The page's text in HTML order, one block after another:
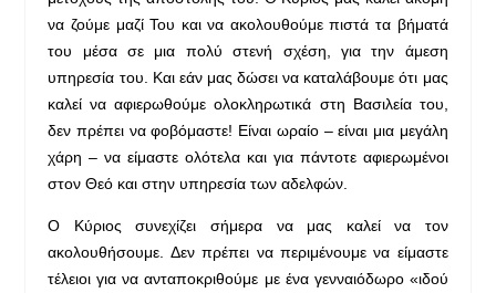
να ζούμε μαζί Του και να ακολουθούμε πιστά τα βήματά
του μέσα σε μια πολύ στενή σχέση, για την άμεση
υπηρεσία του. Και εάν μας δώσει να καταλάβουμε ότι μας
καλεί να αφιερωθούμε ολοκληρωτικά στη Βασιλεία του,
δεν πρέπει να φοβόμαστε! Είναι ωραίο – είναι μια μεγάλη
χάρη – να είμαστε ολότελα και για πάντοτε αφιερωμένοι
στον Θεό και στην υπηρεσία των αδελφών.
Ο Κύριος συνεχίζει σήμερα να μας καλεί να τον
ακολουθήσουμε. Δεν πρέπει να περιμένουμε να είμαστε
τέλειοι για να ανταποκριθούμε με ένα γενναιόδωρο «ιδού